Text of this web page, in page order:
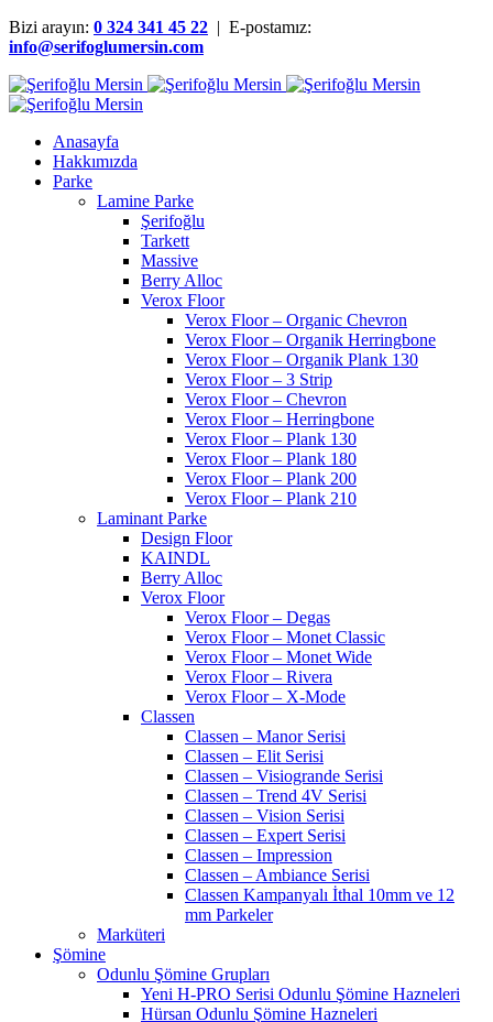
Bizi arayın: 0 324 341 45 22 | E-postamız:
info@serifoglumersin.com
Anasayfa
Hakkımızda
Parke
Lamine Parke
Şerifoğlu
Tarkett
Massive
Berry Alloc
Verox Floor
Verox Floor – Organic Chevron
Verox Floor – Organik Herringbone
Verox Floor – Organik Plank 130
Verox Floor – 3 Strip
Verox Floor – Chevron
Verox Floor – Herringbone
Verox Floor – Plank 130
Verox Floor – Plank 180
Verox Floor – Plank 200
Verox Floor – Plank 210
Laminant Parke
Design Floor
KAINDL
Berry Alloc
Verox Floor
Verox Floor – Degas
Verox Floor – Monet Classic
Verox Floor – Monet Wide
Verox Floor – Rivera
Verox Floor – X-Mode
Classen
Classen – Manor Serisi
Classen – Elit Serisi
Classen – Visiogrande Serisi
Classen – Trend 4V Serisi
Classen – Vision Serisi
Classen – Expert Serisi
Classen – Impression
Classen – Ambiance Serisi
Classen Kampanyalı İthal 10mm ve 12
mm Parkeler
Marküteri
Şömine
Odunlu Şömine Grupları
Yeni H-PRO Serisi Odunlu Şömine Hazneleri
Hürsan Odunlu Şömine Hazneleri